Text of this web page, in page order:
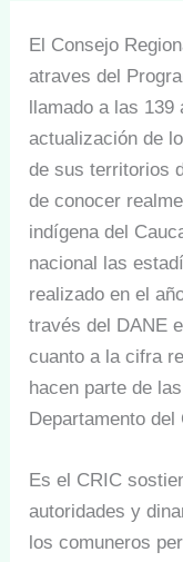
El Consejo
atraves del
llamado a las 139
actualización de
de sus territorios
de conocer
indígena del
nacional las
realizado en el
través del DANE
cuanto a la cifra
hacen parte de
Departamento del
Es el CRIC
autoridades y
los comuneros